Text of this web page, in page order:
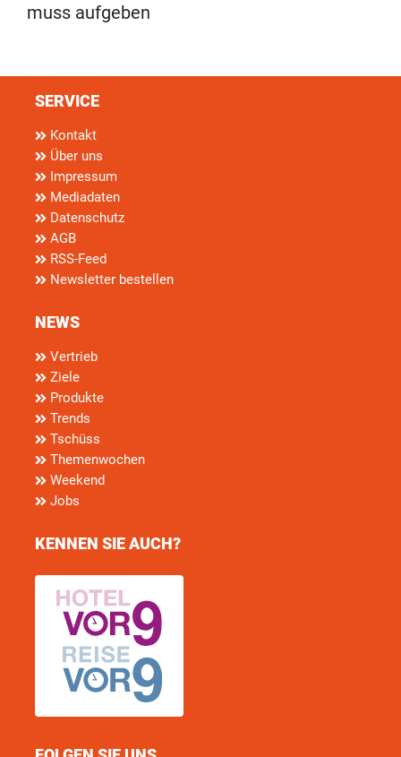
muss aufgeben
SERVICE
Kontakt
Über uns
Impressum
Mediadaten
Datenschutz
AGB
RSS-Feed
Newsletter bestellen
NEWS
Vertrieb
Ziele
Produkte
Trends
Tschüss
Themenwochen
Weekend
Jobs
KENNEN SIE AUCH?